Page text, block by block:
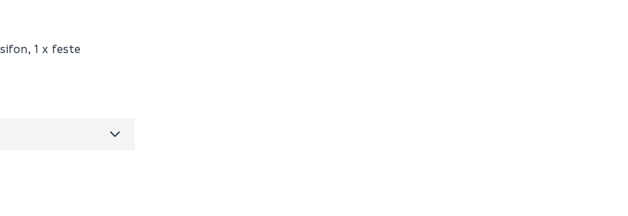
1 x festeK27053PD
per salgsforpakning)